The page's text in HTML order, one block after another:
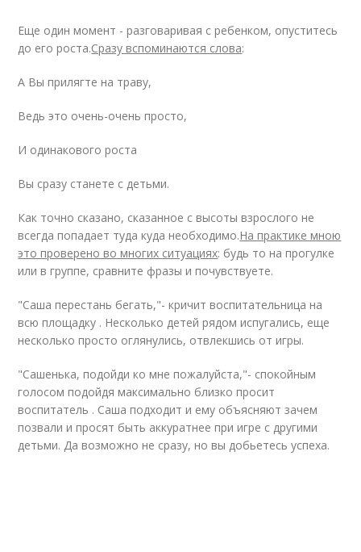
Еще один момент - разговаривая с ребенком, опуститесь
до его роста.Сразу вспоминаются слова:
А Вы прилягте на траву,
Ведь это очень-очень просто,
И одинакового роста
Вы сразу станете с детьми.
Как точно сказано, сказанное с высоты взрослого не
всегда попадает туда куда необходимо.На практике мною
это проверено во многих ситуациях: будь то на прогулке
или в группе, сравните фразы и почувствуете.
"Саша перестань бегать,"- кричит воспитательница на
всю площадку . Несколько детей рядом испугались, еще
несколько просто оглянулись, отвлекшись от игры.
"Сашенька, подойди ко мне пожалуйста,"- спокойным
голосом подойдя максимально близко просит
воспитатель . Саша подходит и ему объясняют зачем
позвали и просят быть аккуратнее при игре с другими
детьми. Да возможно не сразу, но вы добьетесь успеха.